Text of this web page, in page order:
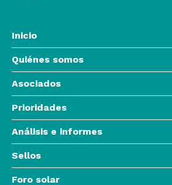
Inicio
Quiénes somos
Asociados
Prioridades
Análisis e informes
Sellos
Foro solar